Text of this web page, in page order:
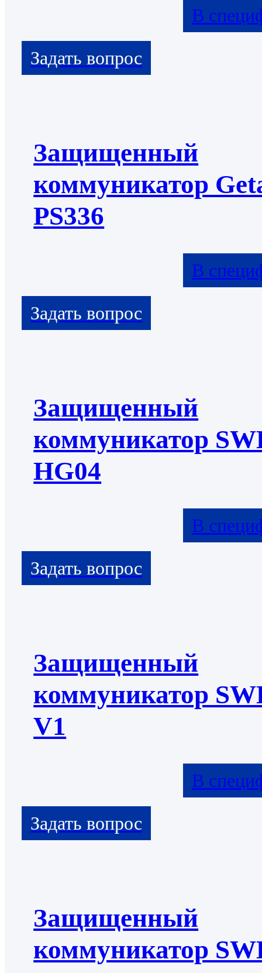
В
Защищенный
коммуникатор
PS336
В
Защищенный
коммуникатор
HG04
В
Защищенный
коммуникатор
V1
В
Защищенный
коммуникатор